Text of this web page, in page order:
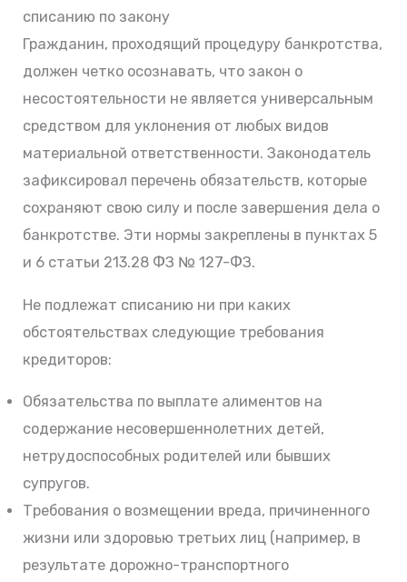
списанию по закону
Гражданин, проходящий процедуру банкротства,
должен четко осознавать, что закон о
несостоятельности не является универсальным
средством для уклонения от любых видов
материальной ответственности. Законодатель
зафиксировал перечень обязательств, которые
сохраняют свою силу и после завершения дела о
банкротстве. Эти нормы закреплены в пунктах 5
и 6 статьи 213.28 ФЗ № 127-ФЗ.
Не подлежат списанию ни при каких
обстоятельствах следующие требования
кредиторов:
Обязательства по выплате алиментов на
содержание несовершеннолетних детей,
нетрудоспособных родителей или бывших
супругов.
Требования о возмещении вреда, причиненного
жизни или здоровью третьих лиц (например, в
результате дорожно-транспортного